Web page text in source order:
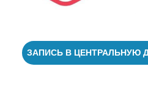
ЗАПИСЬ В ЦЕНТРАЛЬНУЮ